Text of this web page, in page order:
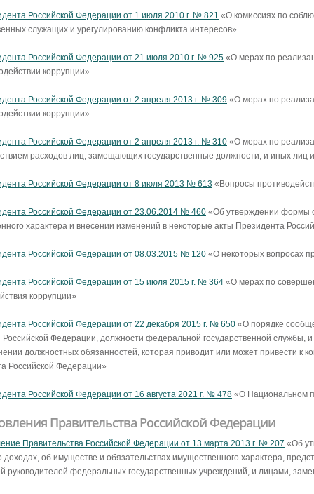
Российской Федерации от 1 июля 2010 г. № 821 «О комиссиях по
служащих и урегулированию конфликта интересов»
Российской Федерации от 21 июля 2010 г. № 925 «О мерах по
коррупции»
Российской Федерации от 2 апреля 2013 г. № 309 «О мерах по
коррупции»
Российской Федерации от 2 апреля 2013 г. № 310 «О мерах по
расходов лиц, замещающих государственные должности, и иных лиц
Российской Федерации от 8 июля 2013 № 613 «Вопросы
Российской Федерации от 23.06.2014 № 460 «Об утверждении формы
характера и внесении изменений в некоторые акты Президента
Российской Федерации от 08.03.2015 № 120 «О некоторых вопросах
Российской Федерации от 15 июля 2015 г. № 364 «О мерах по
коррупции»
Российской Федерации от 22 декабря 2015 г. № 650 «О порядке
Российской Федерации, должности федеральной государственной службы,
должностных обязанностей, которая приводит или может привести к
Российской Федерации»
Российской Федерации от 16 августа 2021 г. № 478 «О Национальном
Правительства Российской Федерации
Правительства Российской Федерации от 13 марта 2013 г. № 207 «Об
доходах, об имуществе и обязательствах имущественного характера,
руководителей федеральных государственных учреждений, и лицами,